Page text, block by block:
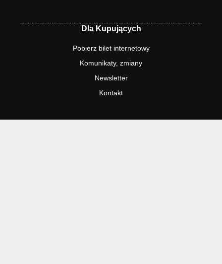
Dla Kupujących
Pobierz bilet internetowy
Komunikaty, zmiany
Newsletter
Kontakt